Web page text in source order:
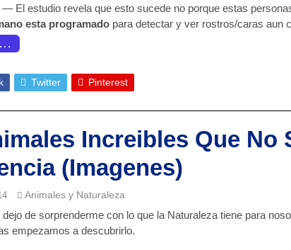
— El estudio revela que esto sucede no porque estas
esta programado para detectar y ver rostros/caras aun
Twitter Pinterest
Increibles Que No
(Imagenes)
Animales y Naturaleza
dejo de sorprenderme con lo que la Naturaleza tiene para
empezamos a descubrirlo.